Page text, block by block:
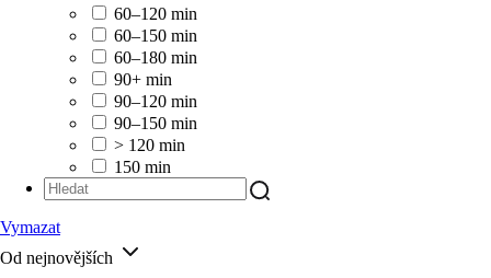
60–120 min
60–150 min
60–180 min
90+ min
90–120 min
90–150 min
> 120 min
150 min
Vymazat
Od nejnovějších